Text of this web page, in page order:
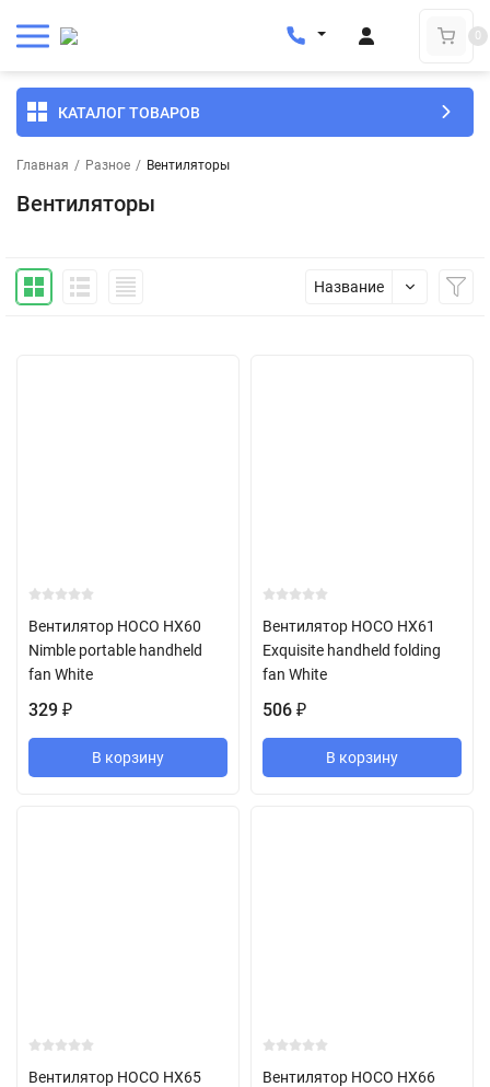
0
КАТАЛОГ ТОВАРОВ
Главная / Разное / Вентиляторы
Вентиляторы
Название
Вентилятор HOCO HX60
Nimble portable handheld
fan White
329 ₽
В корзину
Вентилятор HOCO HX61
Exquisite handheld folding
fan White
506 ₽
В корзину
Вентилятор HOCO HX65
Вентилятор HOCO HX66